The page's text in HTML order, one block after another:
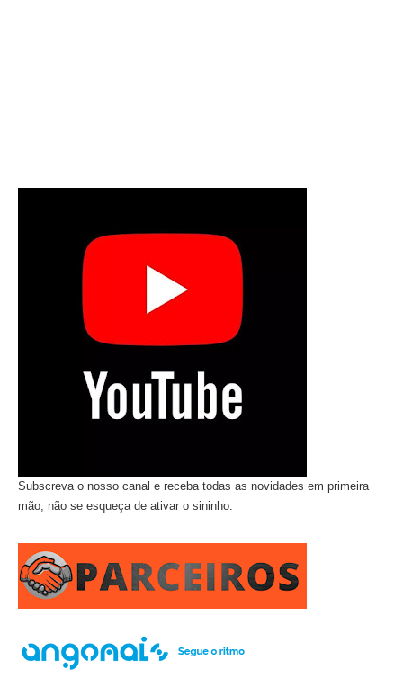
Subscreva o nosso canal e receba todas as novidades em primeira
mão, não se esqueça de ativar o sininho.